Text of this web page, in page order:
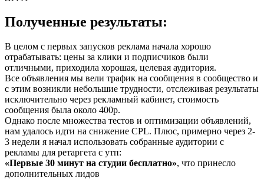
Полученные результаты:
В целом с первых запусков реклама начала хорошо
отрабатывать: цены за клики и подписчиков были
отличными, приходила хорошая, целевая аудитория.
Все объявления мы вели трафик на сообщения в сообщество и
с этим возникли небольшие трудности, отслеживая результаты
исключительно через рекламный кабинет, стоимость
сообщения была около 400р.
Однако после множества тестов и оптимизации объявлений,
нам удалось идти на снижение CPL. Плюс, примерно через 2-
3 недели я начал использовать собранные аудитории с
рекламы для ретаргета с утп:
«Первые 30 минут на студии бесплатно», что принесло
дополнительных лидов